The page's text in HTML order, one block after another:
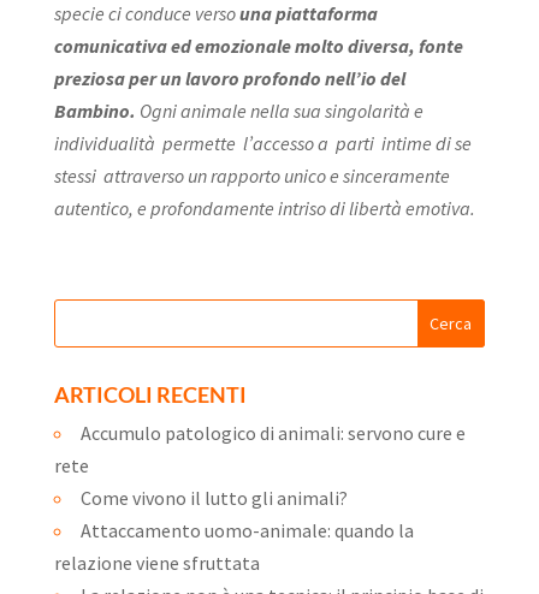
specie ci conduce versouna piattaforma
comunicativa ed emozionale molto diversa, fonte
preziosa per un lavoro profondo nell’io del
Bambino. Ogni animale nella sua singolarità e
individualità permette l’accesso a parti intime di se
stessi attraverso un rapporto unico e sinceramente
autentico, e profondamente intriso di libertà emotiva.
ARTICOLI RECENTI
Accumulo patologico di animali: servono cure e
rete
Come vivono il lutto gli animali?
Attaccamento uomo-animale: quando la
relazione viene sfruttata